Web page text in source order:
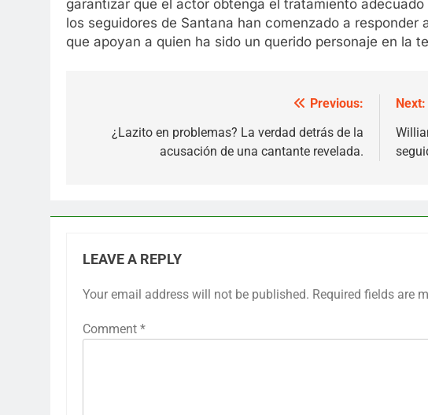
garantizar que el actor obtenga el tratamiento
los seguidores de Santana han comenzado a
que apoyan a quien ha sido un querido personaje en la
navigation
Previous:
¿Lazito en problemas? La verdad detrás de la
acusación de una cantante revelada.
Next:
LEAVE A REPLY
Your email address will not be published. Required fields are
Comment *